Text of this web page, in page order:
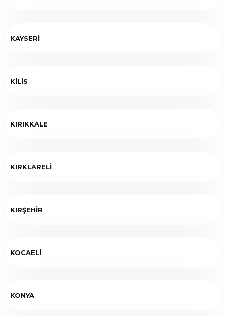
KAYSERİ
KİLİS
KIRIKKALE
KIRKLARELİ
KIRŞEHİR
KOCAELİ
KONYA